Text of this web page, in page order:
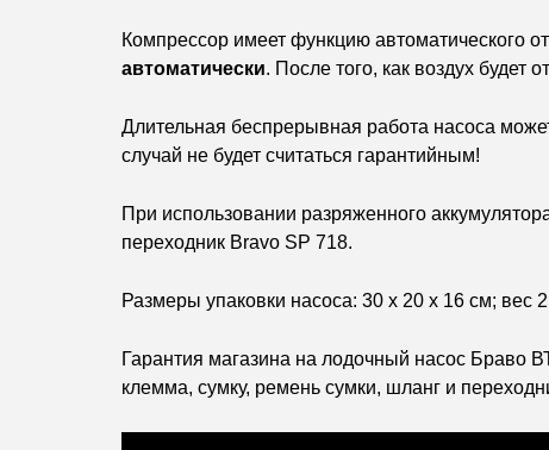
Компрессор имеет функцию автоматического
автоматически. После того, как воздух будет
Длительная беспрерывная работа насоса
случай не будет считаться гарантийным!
При использовании разряженного
переходник Bravo SP 718.
Размеры упаковки насоса: 30 х 20 х 16 см; вес
Гарантия магазина на лодочный насос Браво
клемма, сумку, ремень сумки, шланг и